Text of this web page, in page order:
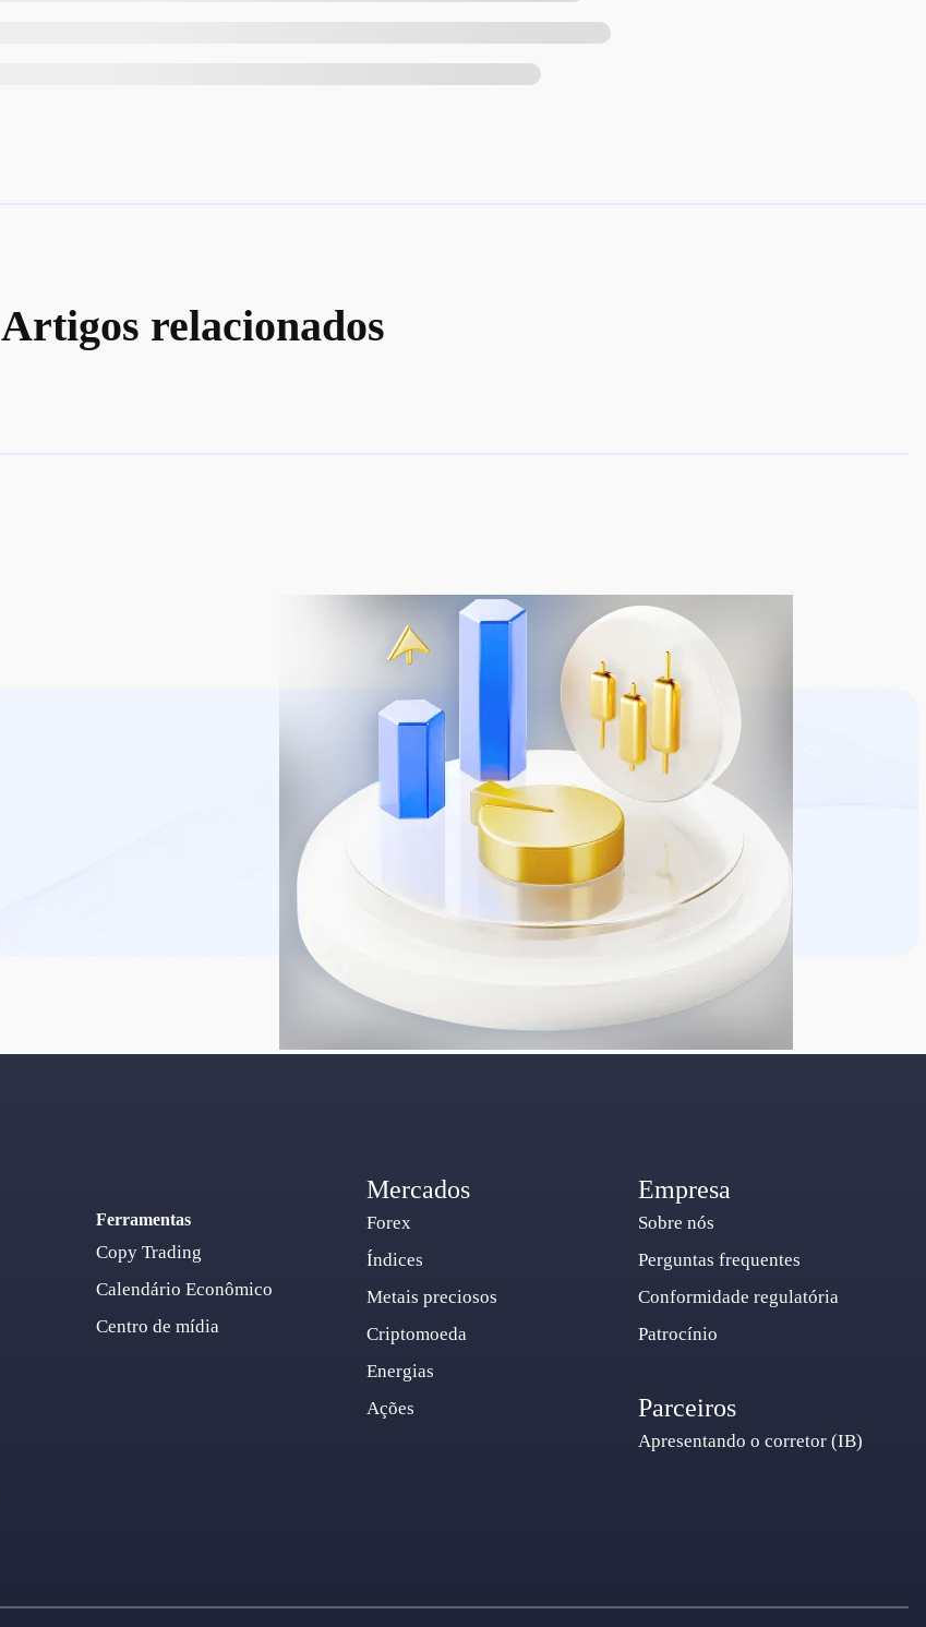
Artigos relacionados
Ferramentas
Copy Trading
Calendário Econômico
Centro de mídia
Mercados
Forex
Índices
Metais preciosos
Criptomoeda
Energias
Ações
Empresa
Sobre nós
Perguntas frequentes
Conformidade regulatória
Patrocínio
Parceiros
Apresentando o corretor (IB)